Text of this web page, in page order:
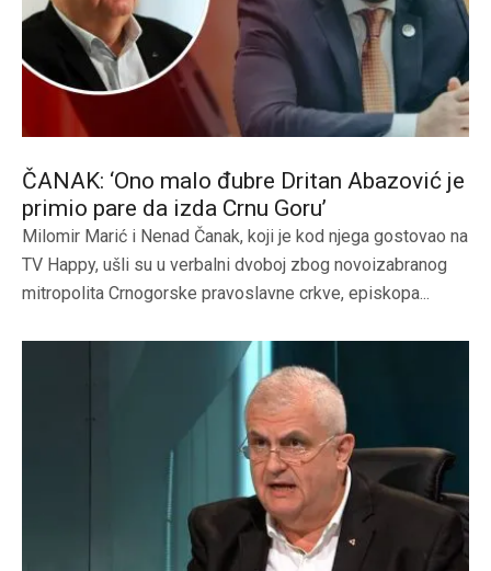
ČANAK: ‘Ono malo đubre Dritan Abazović je
primio pare da izda Crnu Goru’
Milomir Marić i Nenad Čanak, koji je kod njega gostovao na
TV Happy, ušli su u verbalni dvoboj zbog novoizabranog
mitropolita Crnogorske pravoslavne crkve, episkopa...